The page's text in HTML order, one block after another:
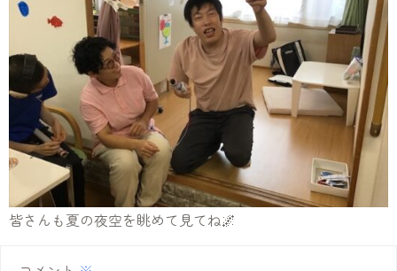
皆さんも夏の夜空を眺めて見てね🌌